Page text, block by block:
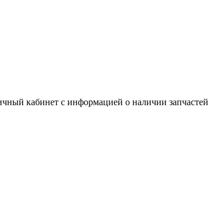
кабинет с информацией о наличии запчастей